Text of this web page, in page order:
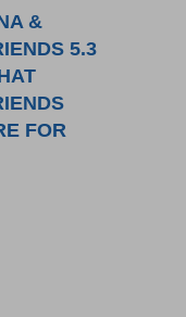
&
5.3
FOR